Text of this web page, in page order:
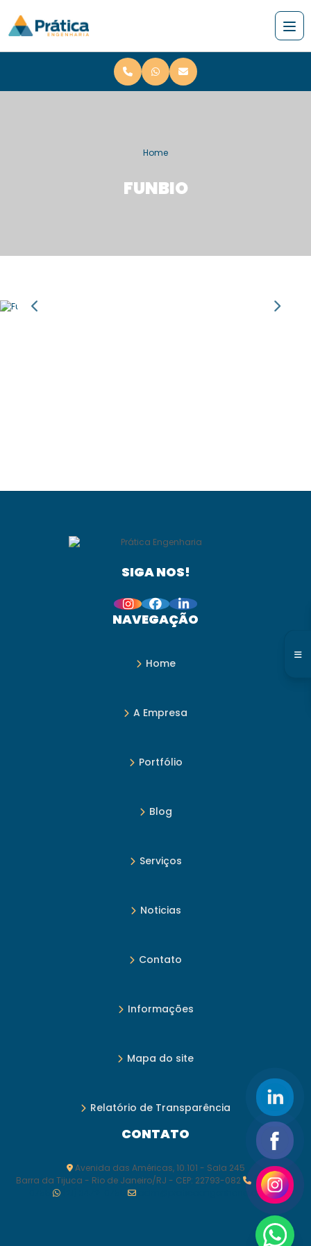
Home
FUNBIO
SIGA NOS!
NAVEGAÇÃO
Home
A Empresa
Portfólio
Blog
Serviços
Noticias
Contato
Informações
Mapa do site
Relatório de Transparência
CONTATO
Avenida das Américas, 10.101 - Sala 245
Barra da Tijuca - Rio de Janeiro/RJ - CEP: 22793-082
(21) 3472-
adm@praticaengenharia.com.br